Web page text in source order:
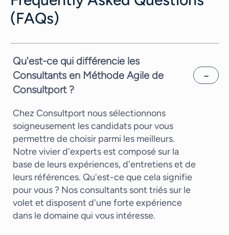
(FAQs)
Qu'est-ce qui différencie les
Consultants en Méthode Agile de
Consultport ?
Chez Consultport nous sélectionnons
soigneusement les candidats pour vous
permettre de choisir parmi les meilleurs.
Notre vivier d'experts est composé sur la
base de leurs expériences, d'entretiens et de
leurs références. Qu'est-ce que cela signifie
pour vous ? Nos consultants sont triés sur le
volet et disposent d'une forte expérience
dans le domaine qui vous intéresse.